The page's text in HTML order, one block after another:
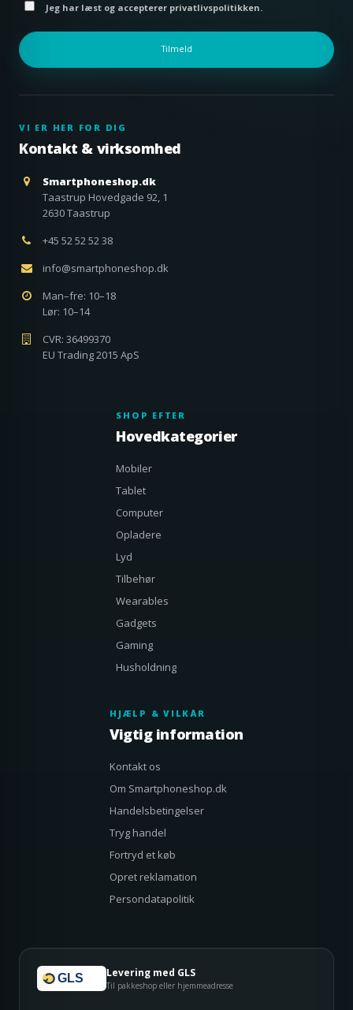
Jeg har læst og accepterer privatlivspolitikken.
Tilmeld
VI ER HER FOR DIG
Kontakt & virksomhed
Smartphoneshop.dk
Taastrup Hovedgade 92, 1
2630 Taastrup
+45 52 52 52 38
info@smartphoneshop.dk
Man–fre: 10–18
Lør: 10–14
CVR: 36499370
EU Trading 2015 ApS
SHOP EFTER
Hovedkategorier
Mobiler
Tablet
Computer
Opladere
Lyd
Tilbehør
Wearables
Gadgets
Gaming
Husholdning
HJÆLP & VILKÅR
Vigtig information
Kontakt os
Om Smartphoneshop.dk
Handelsbetingelser
Tryg handel
Fortryd et køb
Opret reklamation
Persondatapolitik
GLS Levering med GLS
Til pakkeshop eller hjemmeadresse